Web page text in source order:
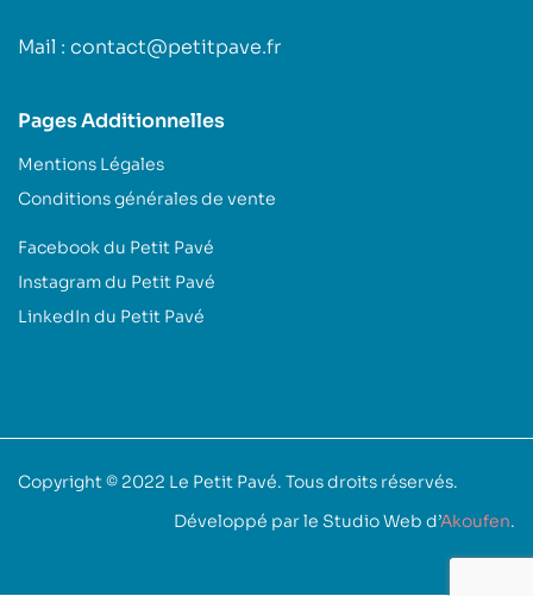
Mail : contact@petitpave.fr
Pages Additionnelles
Mentions Légales
Conditions générales de vente
Facebook du Petit Pavé
Instagram du Petit Pavé
LinkedIn du Petit Pavé
Copyright © 2022 Le Petit Pavé. Tous droits réservés.
Développé par le Studio Web d’Akoufen.